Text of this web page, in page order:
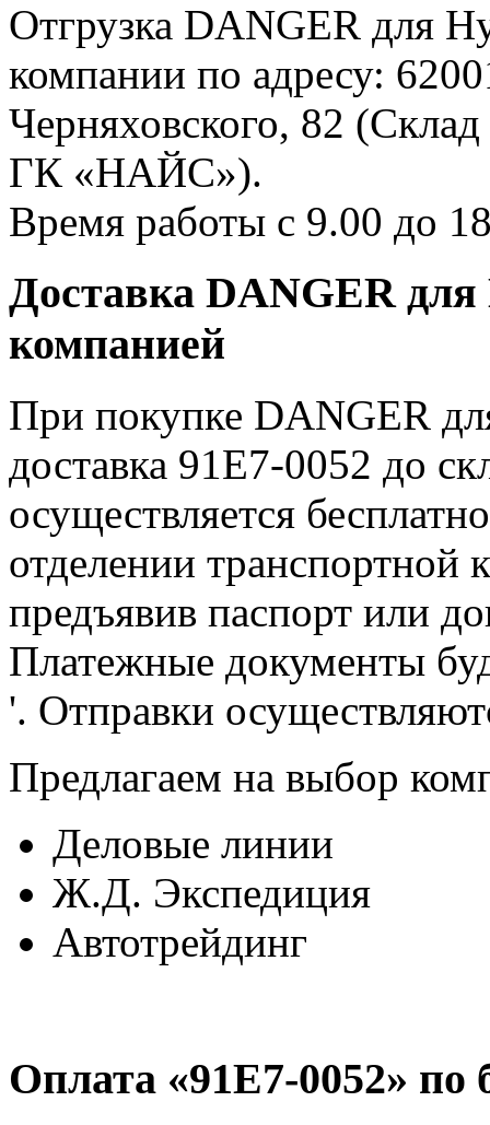
Отгрузка DANGER для
компании по адресу:
Черняховского, 82
ГК «НАЙС»).
Время работы с 9.00 до
Доставка DANGER
компанией
При покупке DANGER
доставка 91E7-0052 до
осуществляется
отделении транспортной
предъявив паспорт или
Платежные документы
'. Отправки
Предлагаем на выбор
Деловые линии
Ж.Д. Экспедиция
Автотрейдинг
Оплата «91E7-0052» по